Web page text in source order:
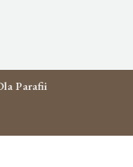
Parafii